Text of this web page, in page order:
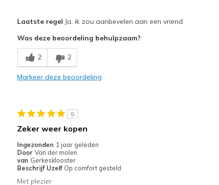
Breathe Well
Comfortable
Beste toepassingen
Travel
Width
Laatste regel Ja, ik zou aanbevelen aan een vriend
Was deze beoordeling behulpzaam?
2 2
Markeer deze beoordeling
5
Zeker weer kopen
Ingezonden 1 jaar geleden
Door Van der molen
van Gerkesklooster
Beschrijf Uzelf Op comfort gesteld
Met plezier